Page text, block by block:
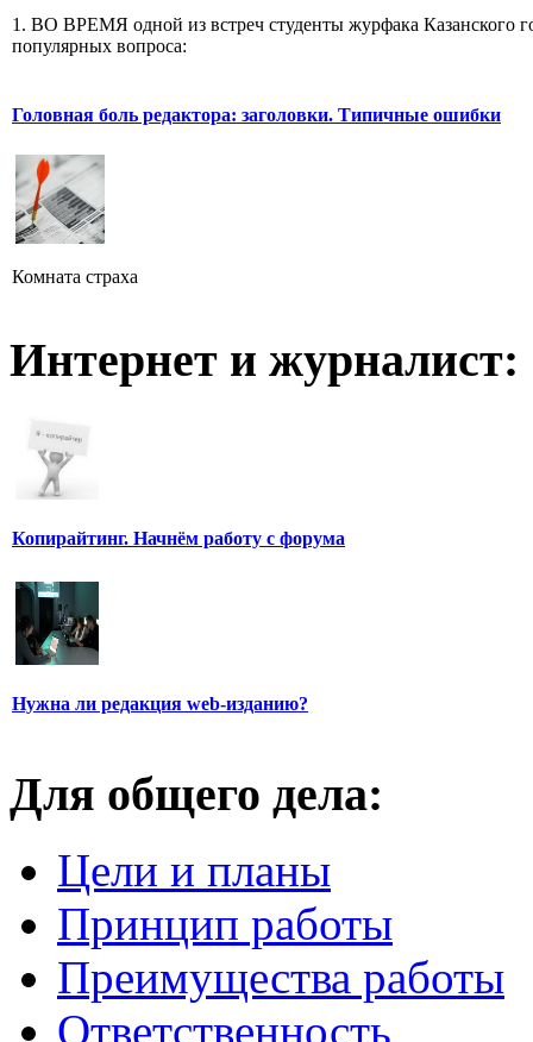
1. ВО ВРЕМЯ одной из встреч студенты журфака Казанского
популярных вопроса:
Головная боль редактора: заголовки. Типичные ошибки
Комната страха
Интернет и журналист:
Копирайтинг. Начнём работу с форума
Нужна ли редакция web-изданию?
Для общего дела:
Цели и планы
Принцип работы
Преимущества работы
Ответственность